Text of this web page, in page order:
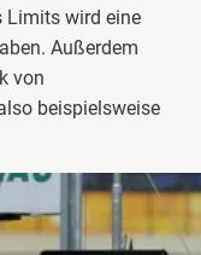
Limits wird eine
Außerdem
von
beispielsweise